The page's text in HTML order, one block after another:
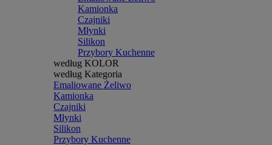
Kamionka
Czajniki
Młynki
Silikon
Przybory Kuchenne
według KOLOR
według Kategoria
Emaliowane Żeliwo
Kamionka
Czajniki
Młynki
Silikon
Przybory Kuchenne